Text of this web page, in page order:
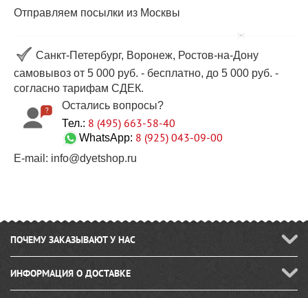
Отправляем посылки из Москвы
Санкт-Петербург, Воронеж, Ростов-на-Дону
самовывоз от 5 000 руб. - бесплатно, до 5 000 руб. -
согласно тарифам СДЕК.
Остались вопросы?
Тел.: 8 (495) 663-58-40
WhatsApp: 8 (925) 043-09-00
E-mail: info@dyetshop.ru
ПОЧЕМУ ЗАКАЗЫВАЮТ У НАС
ИНФОРМАЦИЯ О ДОСТАВКЕ